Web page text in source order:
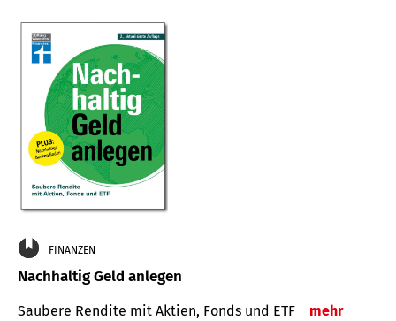
FINANZEN
Nachhaltig Geld anlegen
Saubere Rendite mit Aktien, Fonds und ETF mehr